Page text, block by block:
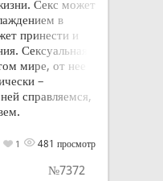
Секс может
в
принести и
Сексуальная
мире, от нее
–
справляемся,
1 481 просмотр
№7372